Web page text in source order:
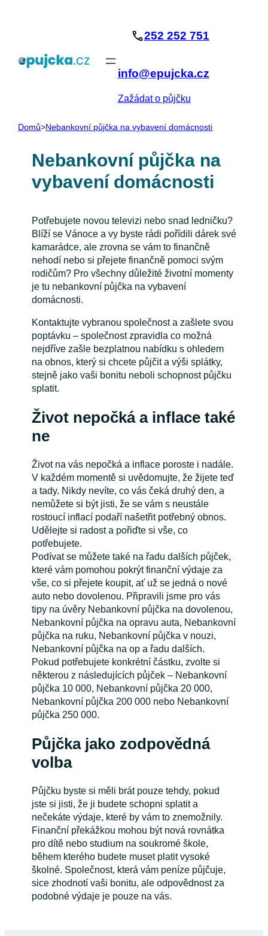
252 252 751
info@epujcka.cz
Zažádat o půjčku
Domů>Nebankovní půjčka na vybavení domácnosti
Nebankovní půjčka na
vybavení domácnosti
Potřebujete novou televizi nebo snad ledničku?
Blíží se Vánoce a vy byste rádi pořídili dárek své
kamarádce, ale zrovna se vám to finančně
nehodí nebo si přejete finančně pomoci svým
rodičům? Pro všechny důležité životní momenty
je tu nebankovní půjčka na vybavení
domácnosti.
Kontaktujte vybranou společnost a zašlete svou
poptávku – společnost zpravidla co možná
nejdříve zašle bezplatnou nabídku s ohledem
na obnos, který si chcete půjčit a výši splátky,
stejně jako vaši bonitu neboli schopnost půjčku
splatit.
Život nepočká a inflace také
ne
Život na vás nepočká a inflace poroste i nadále.
V každém momentě si uvědomujte, že žijete teď
a tady. Nikdy nevíte, co vás čeká druhý den, a
nemůžete si být jisti, že se vám s neustále
rostoucí inflací podaří našetřit potřebný obnos.
Udělejte si radost a pořiďte si vše, co
potřebujete.
Podívat se můžete také na řadu dalších půjček,
které vám pomohou pokrýt finanční výdaje za
vše, co si přejete koupit, ať už se jedná o nové
auto nebo dovolenou. Připravili jsme pro vás
tipy na úvěry Nebankovní půjčka na dovolenou,
Nebankovní půjčka na opravu auta, Nebankovní
půjčka na ruku, Nebankovní půjčka v nouzi,
Nebankovní půjčka na op a řadu dalších.
Pokud potřebujete konkrétní částku, zvolte si
některou z následujících půjček – Nebankovní
půjčka 10 000, Nebankovní půjčka 20 000,
Nebankovní půjčka 200 000 nebo Nebankovní
půjčka 250 000.
Půjčka jako zodpovědná
volba
Půjčku byste si měli brát pouze tehdy, pokud
jste si jisti, že ji budete schopni splatit a
nečekáte výdaje, které by vám to znemožnily.
Finanční překážkou mohou být nová rovnátka
pro dítě nebo studium na soukromé škole,
během kterého budete muset platit vysoké
školné. Společnost, která vám peníze půjčuje,
sice zhodnotí vaši bonitu, ale odpovědnost za
podobné výdaje je pouze na vás.